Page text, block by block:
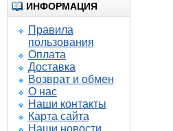
ИНФОРМАЦИЯ
Правила
пользования
Оплата
Доставка
Возврат и обмен
О нас
Наши контакты
Карта сайта
Наши новости